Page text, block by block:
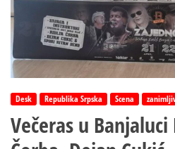
Desk Republika Srpska Scena
Večeras u